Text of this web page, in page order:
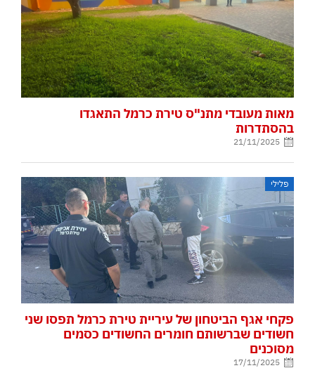
מאות מעובדי מתנ"ס טירת כרמל התאגדו
בהסתדרות
21/11/2025
פלילי
פקחי אגף הביטחון של עיריית טירת כרמל תפסו שני
חשודים שברשותם חומרים החשודים כסמים
מסוכנים
17/11/2025